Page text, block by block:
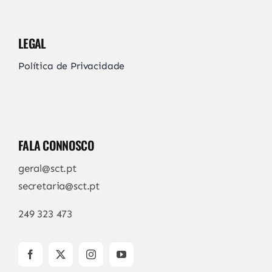
LEGAL
Política de Privacidade
FALA CONNOSCO
geral@sct.pt
secretaria@sct.pt
249 323 473